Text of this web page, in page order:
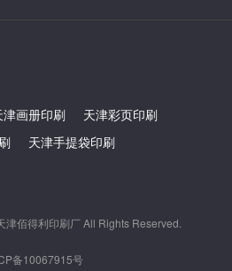
津画册印刷
天津彩页印刷
天津手提袋印刷
佰得利印刷厂 All Rights Reserved.
备10067915号